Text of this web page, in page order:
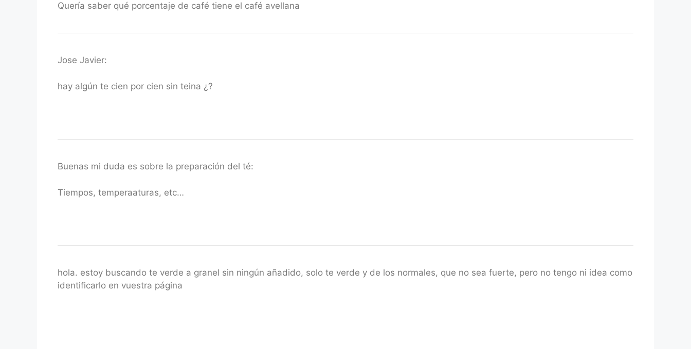
Quería saber qué porcentaje de café tiene el café avellana
Jose Javier:
hay algún te cien por cien sin teina ¿?
Buenas mi duda es sobre la preparación del té:
Tiempos, temperaaturas, etc…
hola. estoy buscando te verde a granel sin ningún añadido, solo te verde y de los normales, que no sea fuerte, pero no tengo ni idea como
identificarlo en vuestra página